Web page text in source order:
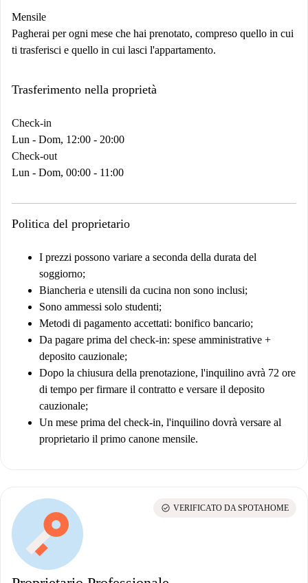
Mensile
Pagherai per ogni mese che hai prenotato, compreso quello in cui
ti trasferisci e quello in cui lasci l'appartamento.
Trasferimento nella proprietà
Check-in
Lun - Dom, 12:00 - 20:00
Check-out
Lun - Dom, 00:00 - 11:00
Politica del proprietario
I prezzi possono variare a seconda della durata del
soggiorno;
Biancheria e utensili da cucina non sono inclusi;
Sono ammessi solo studenti;
Metodi di pagamento accettati: bonifico bancario;
Da pagare prima del check-in: spese amministrative +
deposito cauzionale;
Dopo la chiusura della prenotazione, l'inquilino avrà 72 ore
di tempo per firmare il contratto e versare il deposito
cauzionale;
Un mese prima del check-in, l'inquilino dovrà versare al
proprietario il primo canone mensile.
check_circle VERIFICATO DA SPOTAHOME